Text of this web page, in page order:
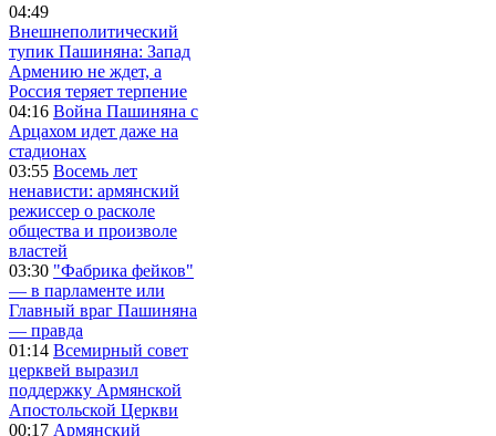
04:49
Внешнеполитический
тупик Пашиняна: Запад
Армению не ждет, а
Россия теряет терпение
04:16 Война Пашиняна с
Арцахом идет даже на
стадионах
03:55 Восемь лет
ненависти: армянский
режиссер о расколе
общества и произволе
властей
03:30 "Фабрика фейков"
— в парламенте или
Главный враг Пашиняна
— правда
01:14 Всемирный совет
церквей выразил
поддержку Армянской
Апостольской Церкви
00:17 Армянский